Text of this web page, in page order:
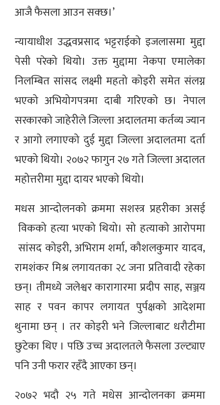
आजै फैसला आउन सक्छ।’
न्यायाधीश उद्धवप्रसाद भट्टराईको इजलासमा मुद्दा
पेसी परेको थियो। उक्त मुद्दामा नेकपा एमालेका
निलम्बित सांसद लक्ष्मी महतो कोइरी समेत संलग्न
भएको अभियोगपत्रमा दाबी गरिएको छ। नेपाल
सरकारको जाहेरीले जिल्ला अदालतमा कर्तव्य ज्यान
र आगो लगाएको दुई मुद्दा जिल्ला अदालतमा दर्ता
भएको थियो। २०७२ फागुन २७ गते जिल्ला अदालत
महोत्तरीमा मुद्दा दायर भएको थियो।
मधस आन्दोलनको क्रममा सशस्त्र प्रहरीका असई
विकको हत्या भएको थियो। सो हत्याको आरोपमा
सांसद कोइरी, अभिराम शर्मा, कौशलकुमार यादव,
रामशंकर मिश्र लगायतका २८ जना प्रतिवादी रहेका
छन्। तीमध्ये जलेश्वर कारागारमा प्रदीप साह, सञ्जय
साह र पवन कापर लगायत पुर्पक्षको आदेशमा
थुनामा छन् । तर कोइरी भने जिल्लाबाट धरौटीमा
छुटेका थिए । पछि उच्च अदालतले फैसला उल्ट्याए
पनि उनी फरार रहँदै आएका छन्।
२०७२ भदौ २५ गते मधेस आन्दोलनका क्रममा